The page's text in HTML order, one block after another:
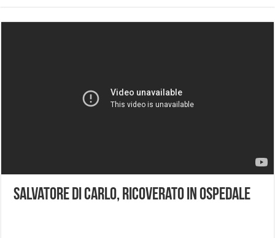
Salvatore Di Carlo, ricoverato in ospedale